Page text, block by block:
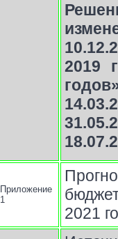
2019
Приложение
1
2021